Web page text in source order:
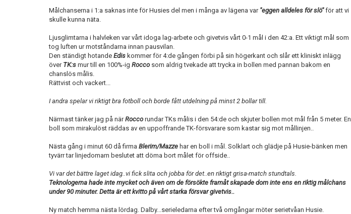
Målchanserna i 1:a saknas inte för Husies del men i många av lägena var "eggen alldeles för slö"för att vi
skulle kunna näta.
Ljusglimtarna i halvleken var vårt idoga lag-arbete och givetvis vårt 0-1 mål i den 42:a. Ett viktigt mål som
tog luften ur motståndarna innan pausvilan.
Den ständigt hotande Edis kommer för 4:de gången förbi på sin högerkant och slår ett kliniskt inlägg
över TK:s mur till en 100%-ig Rocco som aldrig tvekade att trycka in bollen med pannan bakom en
chanslös målis.
Rättvist och vackert...
I andra spelar vi riktigt bra fotboll och borde fått utdelning på minst 2 bollar till.
Närmast tänker jag på närRocco rundar TKs målis i den 54:de och skjuter bollen mot mål från 5 meter. En
boll som mirakulöst räddas av en uppoffrande TK-försvarare som kastar sig mot mållinjen..
Nästa gång i minut 60 då firma Blerim/Mazze har en boll i mål. Solklart och glädje på Husie-bänken men
tyvärr tar linjedomarn beslutet att döma bort målet för offside..
Vi var det bättre laget idag..vi fick slita och jobba för det..en riktigt grisa-match stundtals.
Teknologerna hade inte mycket och även om de försökte framåt skapade dom inte ens en riktig målchans
under 90 minuter. Detta är ett kvitto på vårt starka försvar givetvis..
Ny match hemma nästa lördag. Dalby...serieledarna efter två omgångar möter serietvåan Husie.